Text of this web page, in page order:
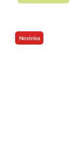
Novinka